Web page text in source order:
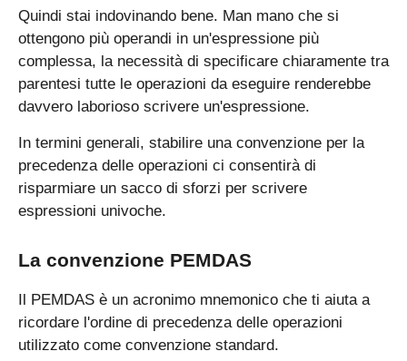
es
3
\
ti
m
es
4
-
(
3
)
es
4
(
Quindi stai indovinando bene. Man mano che si
ottengono più operandi in un'espressione più
complessa, la necessità di specificare chiaramente tra
parentesi tutte le operazioni da eseguire renderebbe
davvero laborioso scrivere un'espressione.
In termini generali, stabilire una convenzione per la
precedenza delle operazioni ci consentirà di
risparmiare un sacco di sforzi per scrivere
espressioni univoche.
La convenzione PEMDAS
Il PEMDAS è un acronimo mnemonico che ti aiuta a
ricordare l'ordine di precedenza delle operazioni
utilizzato come convenzione standard.